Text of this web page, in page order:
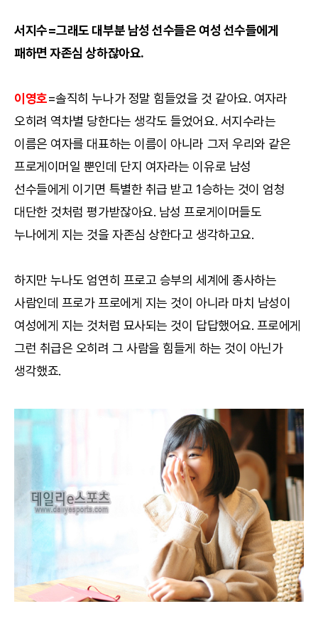
서지수=그래도 대부분 남성 선수들은 여성 선수들에게
패하면 자존심 상하잖아요.
이영호=솔직히 누나가 정말 힘들었을 것 같아요. 여자라
오히려 역차별 당한다는 생각도 들었어요. 서지수라는
이름은 여자를 대표하는 이름이 아니라 그저 우리와 같은
프로게이머일 뿐인데 단지 여자라는 이유로 남성
선수들에게 이기면 특별한 취급 받고 1승하는 것이 엄청
대단한 것처럼 평가받잖아요. 남성 프로게이머들도
누나에게 지는 것을 자존심 상한다고 생각하고요.
하지만 누나도 엄연히 프로고 승부의 세계에 종사하는
사람인데 프로가 프로에게 지는 것이 아니라 마치 남성이
여성에게 지는 것처럼 묘사되는 것이 답답했어요. 프로에게
그런 취급은 오히려 그 사람을 힘들게 하는 것이 아닌가
생각했죠.